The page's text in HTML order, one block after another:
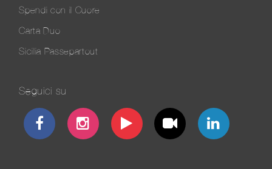
Spendi con il Cuore
Carta Duo
Sicilia Passepartout
Seguici su